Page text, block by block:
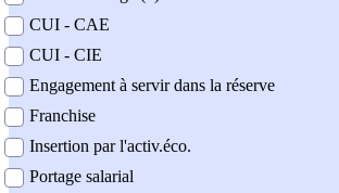
CUI - CAE
CUI - CIE
Engagement à servir dans la réserve
Franchise
Insertion par l'activ.éco.
Portage salarial